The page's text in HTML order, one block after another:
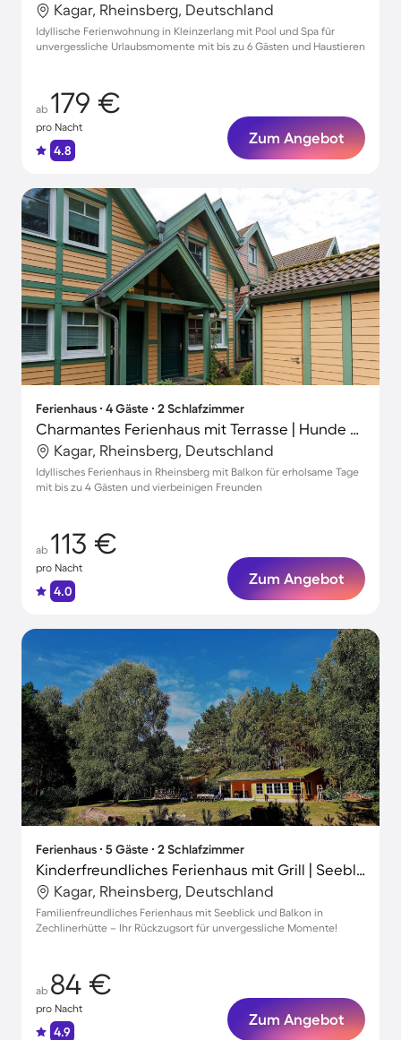
Kagar, Rheinsberg, Deutschland
Idyllische Ferienwohnung in Kleinzerlang mit Pool und Spa für
unvergessliche Urlaubsmomente mit bis zu 6 Gästen und Haustieren
ab 179 €
pro Nacht
4.8
Zum Angebot
Ferienhaus ∙ 4 Gäste ∙ 2 Schlafzimmer
Charmantes Ferienhaus mit Terrasse | Hunde erlaubt
Kagar, Rheinsberg, Deutschland
Idyllisches Ferienhaus in Rheinsberg mit Balkon für erholsame Tage
mit bis zu 4 Gästen und vierbeinigen Freunden
ab 113 €
pro Nacht
4.0
Zum Angebot
Ferienhaus ∙ 5 Gäste ∙ 2 Schlafzimmer
Kinderfreundliches Ferienhaus mit Grill | Seeblick | Hunde erlaubt
Kagar, Rheinsberg, Deutschland
Familienfreundliches Ferienhaus mit Seeblick und Balkon in
Zechlinerhütte – Ihr Rückzugsort für unvergessliche Momente!
ab 84 €
pro Nacht
4.9
Zum Angebot